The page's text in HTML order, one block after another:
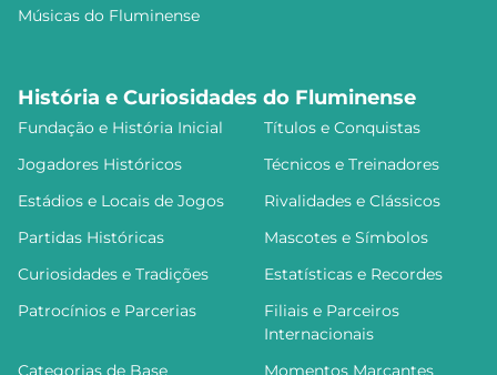
Músicas do Fluminense
História e Curiosidades do Fluminense
Fundação e História Inicial
Títulos e Conquistas
Jogadores Históricos
Técnicos e Treinadores
Estádios e Locais de Jogos
Rivalidades e Clássicos
Partidas Históricas
Mascotes e Símbolos
Curiosidades e Tradições
Estatísticas e Recordes
Patrocínios e Parcerias
Filiais e Parceiros
Internacionais
Categorias de Base
Momentos Marcantes